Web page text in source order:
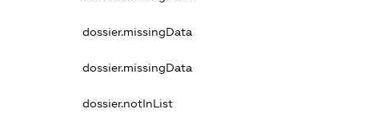
dossier.missingData
dossier.missingData
dossier.notInList